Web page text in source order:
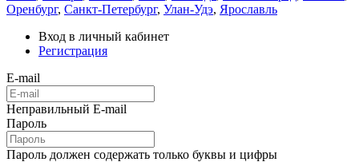
Оренбург, Санкт-Петербург, Улан-Удэ, Ярославль
Вход в личный кабинет
Регистрация
E-mail
Неправильный E-mail
Пароль
Пароль должен содержать только буквы и цифры